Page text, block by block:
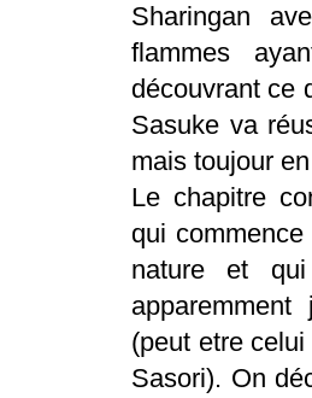
Sharingan
flammes
découvrant ce
Sasuke va
mais toujour
Le chapitre
qui
nature et
(peut etre
Sasori). On